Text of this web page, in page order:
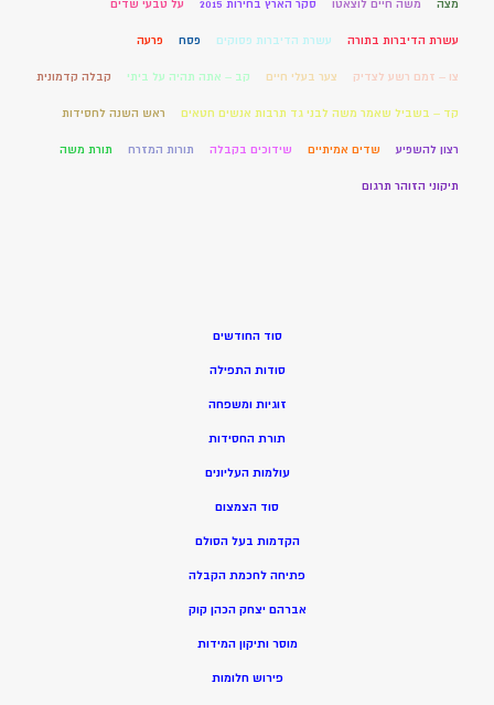
מצה משה חיים לוצאטו סקר הארץ בחירות 2015 על טבעי שדים
עשרת הדיברות בתורה עשרת הדיברות פסוקים פסח פרעה
צו – זמם רשע לצדיק צער בעלי חיים קב – אתה תהיה על ביתי קבלה קדמונית
קד – בשביל שאמר משה לבני גד תרבות אנשים חטאים ראש השנה לחסידות
רצון להשפיע שדים אמיתיים שידוכים בקבלה תורות המזרח תורת משה
תיקוני הזוהר תרגום
סוד החודשים
סודות התפילה
זוגיות ומשפחה
תורת החסידות
עולמות העליונים
סוד הצמצום
הקדמות בעל הסולם
פתיחה לחכמת הקבלה
אברהם יצחק הכהן קוק
מוסר ותיקון המידות
פירוש חלומות